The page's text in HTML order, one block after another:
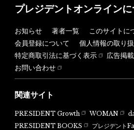
プレジデントオンライン
お知らせ 著者一覧
このサイトに
会員登録について
個人情報の取り
特定商取引法に基づく表示
広告掲載
お問い合わせ
関連サイト
PRESIDENT Growth WOMAN
PRESIDENT BOOKS
プレジデント